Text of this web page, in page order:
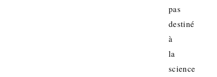
pas
destiné
à
la
science